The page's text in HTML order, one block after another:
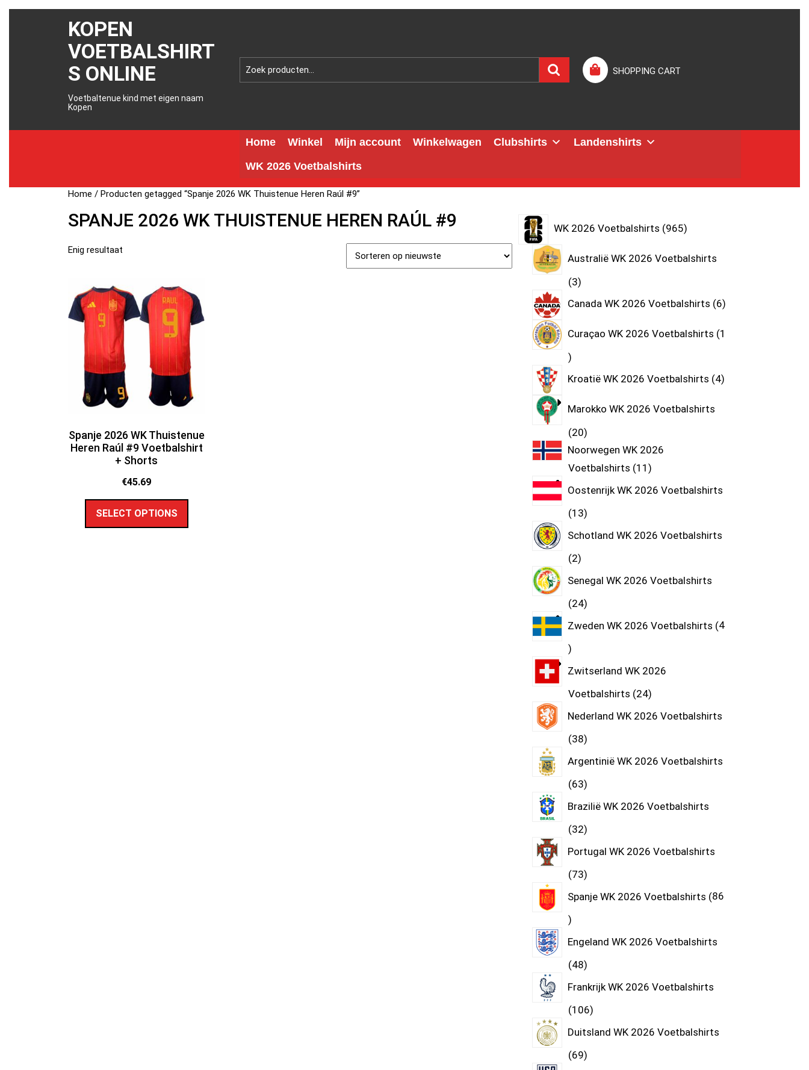
KOPEN
VOETBALSHIRT
S ONLINE
Voetbaltenue kind met eigen naam
Kopen
SHOPPING CART
Home Winkel Mijn account Winkelwagen Clubshirts
Landenshirts
WK 2026 Voetbalshirts
Home / Producten getagged “Spanje 2026 WK Thuistenue Heren Raúl #9”
SPANJE 2026 WK THUISTENUE HEREN RAÚL #9
Enig resultaat
Spanje 2026 WK Thuistenue
Heren Raúl #9 Voetbalshirt
+ Shorts
€45.69
SELECT OPTIONS
WK 2026 Voetbalshirts 965
Australië WK 2026 Voetbalshirts
3
Canada WK 2026 Voetbalshirts 6
Curaçao WK 2026 Voetbalshirts 1
Kroatië WK 2026 Voetbalshirts 4
Marokko WK 2026 Voetbalshirts
20
Noorwegen WK 2026
Voetbalshirts 11
Oostenrijk WK 2026 Voetbalshirts
13
Schotland WK 2026 Voetbalshirts
2
Senegal WK 2026 Voetbalshirts
24
Zweden WK 2026 Voetbalshirts 4
Zwitserland WK 2026
Voetbalshirts 24
Nederland WK 2026 Voetbalshirts
38
Argentinië WK 2026 Voetbalshirts
63
Brazilië WK 2026 Voetbalshirts
32
Portugal WK 2026 Voetbalshirts
73
Spanje WK 2026 Voetbalshirts 86
Engeland WK 2026 Voetbalshirts
48
Frankrijk WK 2026 Voetbalshirts
106
Duitsland WK 2026 Voetbalshirts
69